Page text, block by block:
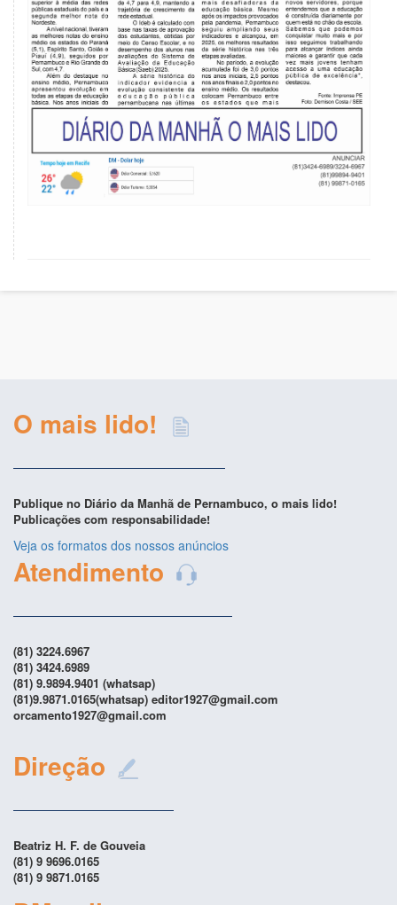
O mais lido!
Publique no Diário da Manhã de Pernambuco, o mais lido!
Publicações com responsabilidade!
Veja os formatos dos nossos anúncios
Atendimento
(81) 3224.6967
(81) 3424.6989
(81) 9.9894.9401 (whatsap)
(81)9.9871.0165(whatsap) editor1927@gmail.com
orcamento1927@gmail.com
Direção
Beatriz H. F. de Gouveia
(81) 9 9696.0165
(81) 9 9871.0165